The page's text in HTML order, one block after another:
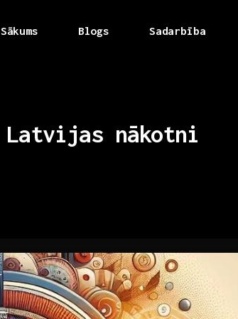
Sākums Blogs Sadarbība
Latvijas nākotni